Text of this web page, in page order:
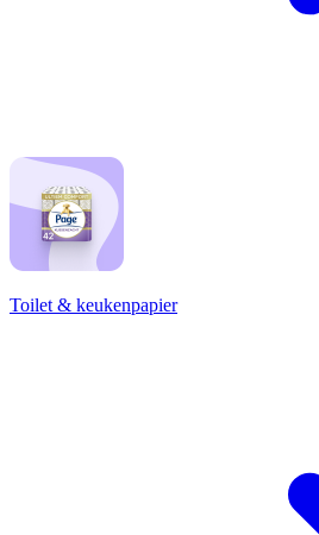
Toilet & keukenpapier